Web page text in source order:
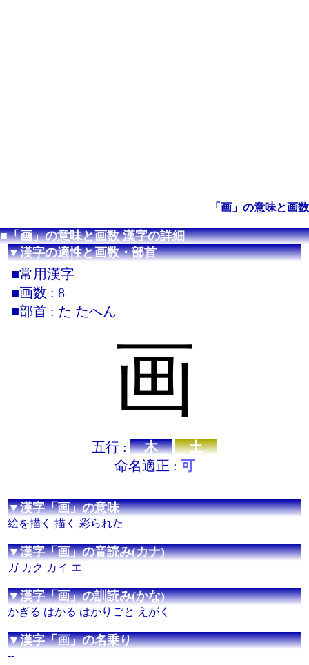
「画」の意味と画数
■「画」の意味と画数 漢字の詳細
▼漢字の適性と画数・部首
■常用漢字
■画数 : 8
■部首 : た たへん
画
五行 :木 土
命名適正 : 可
▼漢字「画」の意味
絵を描く 描く 彩られた
▼漢字「画」の音読み(カナ)
ガ カク カイ エ
▼漢字「画」の訓読み(かな)
かぎる はかる はかりごと えがく
▼漢字「画」の名乗り
--